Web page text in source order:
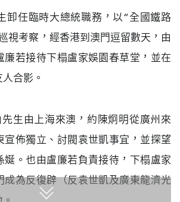
卸任臨時大總統職務，以“全國鐵路
視考察，經香港到澳門逗留數天，由
廉若接待下榻盧家娛園春草堂，並在
合影。
生由上海來澳，約陳炯明從廣州來
宣佈獨立、討閥袁世凱事宜，並探望
娫。也由盧廉若負責接待，下榻盧家
成為反復辟（反袁世凱及廣東龍濟光